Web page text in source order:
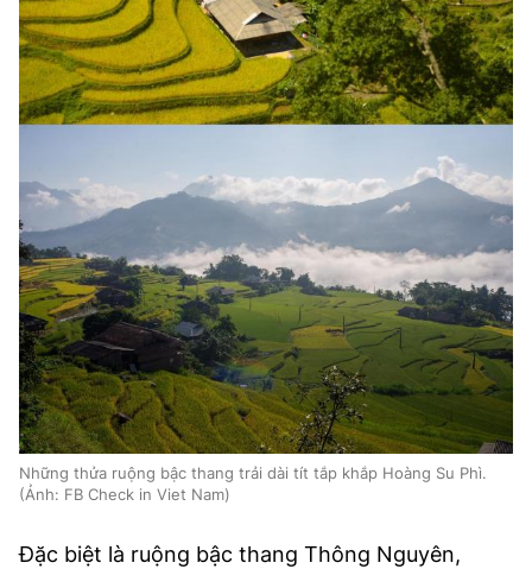
Những thửa ruộng bậc thang trải dài tít tắp khắp Hoàng Su Phì.
(Ảnh: FB Check in Viet Nam)
Đặc biệt là ruộng bậc thang Thông Nguyên,